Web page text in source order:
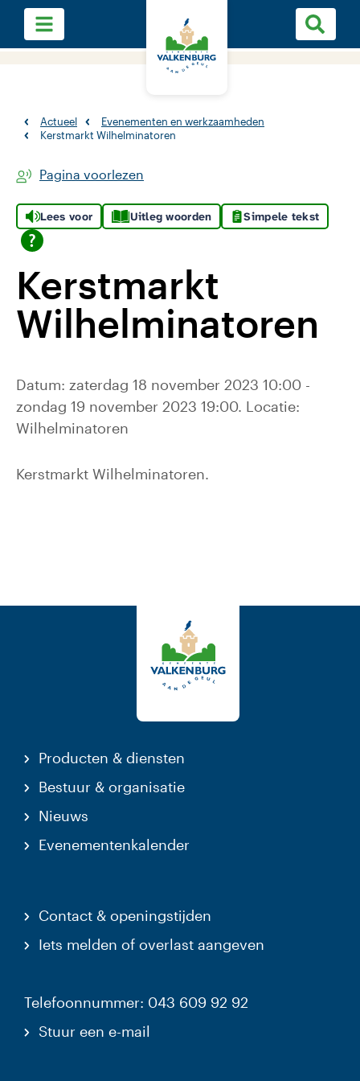
Actueel
Evenementen en werkzaamheden
Kerstmarkt Wilhelminatoren
Pagina voorlezen
Lees voor Uitleg woorden Simpele tekst
Kerstmarkt
Wilhelminatoren
Datum: zaterdag 18 november 2023 10:00 -
zondag 19 november 2023 19:00. Locatie:
Wilhelminatoren
Kerstmarkt Wilhelminatoren.
Producten & diensten
Bestuur & organisatie
Nieuws
Evenementenkalender
Contact & openingstijden
Iets melden of overlast aangeven
Telefoonnummer: 043 609 92 92
Stuur een e-mail